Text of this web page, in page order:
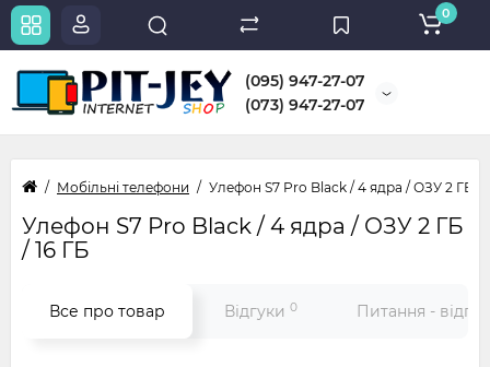
(095) 947-27-07
(073) 947-27-07
0
Мобільні телефони Улефон S7 Pro Black / 4 ядра / ОЗУ 2 ГБ /
Улефон S7 Pro Black / 4 ядра / ОЗУ 2 ГБ
/ 16 ГБ
Все про товар Відгуки 0 Питання -